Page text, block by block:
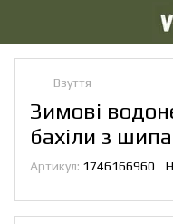
Взуття
Зимові
бахіли з
Артикул: 1746166960